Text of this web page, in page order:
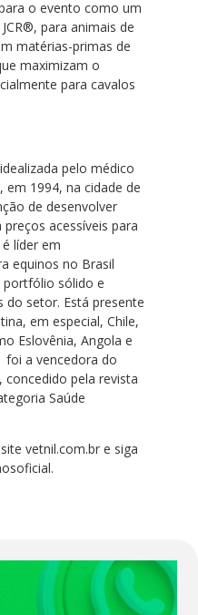
o evento como um
para animais de
matérias-primas de
maximizam o
para cavalos
pelo médico
em 1994, na cidade de
de desenvolver
acessíveis para
líder em
equinos no Brasil
portfólio sólido e
setor. Está presente
em especial, Chile,
Eslovênia, Angola e
foi a vencedora do
pela revista
Saúde
vetnil.com.br e siga